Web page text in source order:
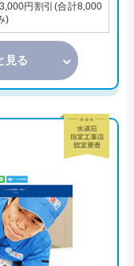
円割引(合計8,000
)
見る